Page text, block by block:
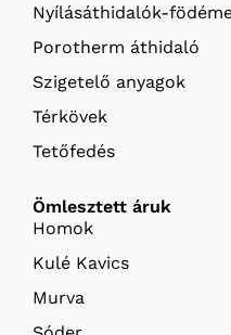
Nyílásáthidalók-
Porotherm áthidaló
Szigetelő anyagok
Térkövek
Tetőfedés
Ömlesztett áruk
Homok
Kulé Kavics
Murva